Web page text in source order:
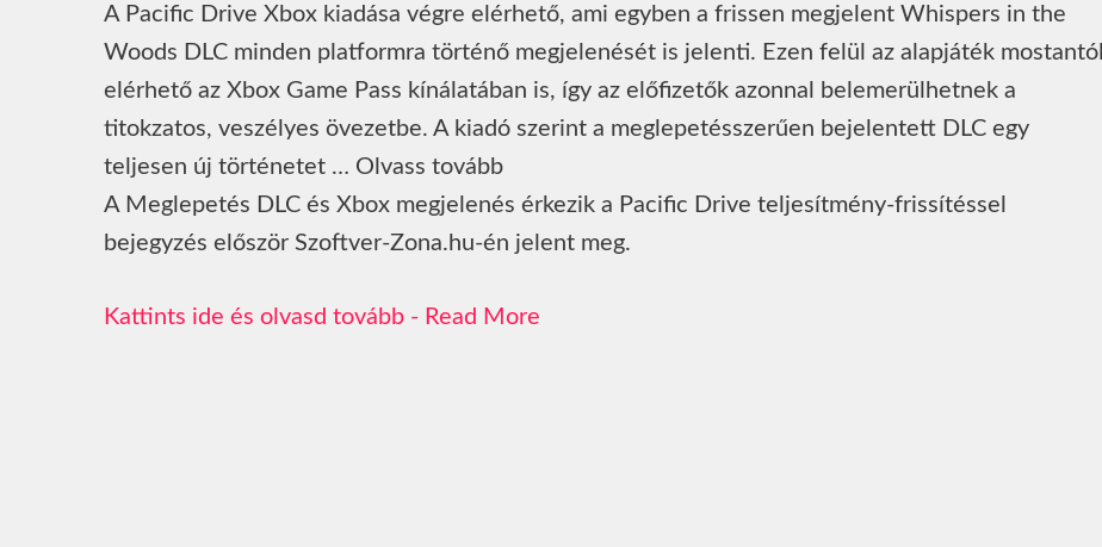
A Pacific Drive Xbox kiadása végre elérhető, ami egyben a frissen megjelent Whispers in the
Woods DLC minden platformra történő megjelenését is jelenti. Ezen felül az alapjáték mostantól
elérhető az Xbox Game Pass kínálatában is, így az előfizetők azonnal belemerülhetnek a
titokzatos, veszélyes övezetbe. A kiadó szerint a meglepetésszerűen bejelentett DLC egy
teljesen új történetet … Olvass tovább
A Meglepetés DLC és Xbox megjelenés érkezik a Pacific Drive teljesítmény-frissítéssel
bejegyzés először Szoftver-Zona.hu-én jelent meg.
Read More